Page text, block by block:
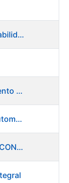
FC 02/23: Jefe de Servicio de Contabilidad
FC 02/22 - Director/a de Departamento de Fábrica de Papel en Burgos
OE 05/22 - Almacenero Almacén Automático
INF 01/22 - Auxiliar de Producción. CONSOLIDACIÓN EMPLEO TEMPORAL